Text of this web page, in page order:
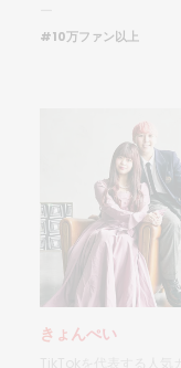
#10万ファン以上
きょんぺい